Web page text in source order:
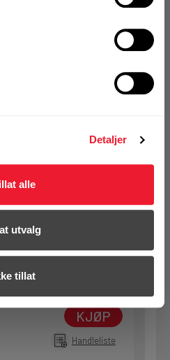
Detaljer
alle
utvalg
tillat
Handleliste
HUS 4-H 10x150
KJØP
Handleliste